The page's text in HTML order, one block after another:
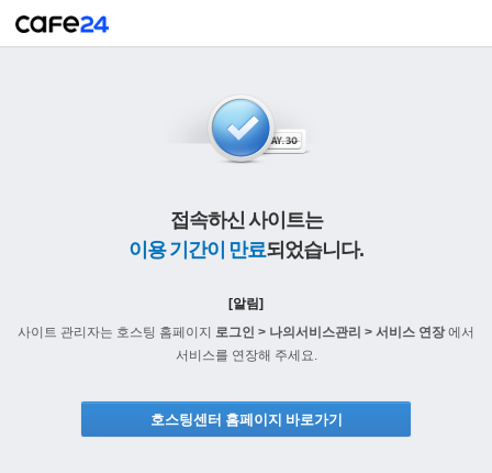
접속하신 사이트는
이용 기간이 만료되었습니다.
[알림]
사이트 관리자는 호스팅 홈페이지 로그인 > 나의서비스관리 > 서비스 연장에서
서비스를 연장해 주세요.
호스팅센터 홈페이지 바로가기